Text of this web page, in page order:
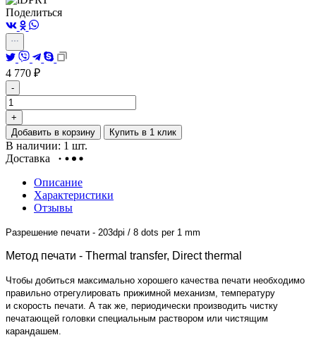
Поделиться
4 770 ₽
-
+
Добавить в корзину
Купить в 1 клик
В наличии: 1 шт.
Доставка
Описание
Характеристики
Отзывы
Разрешение печати - 203dpi / 8 dots per 1 mm
Метод печати - Thermal transfer, Direct thermal
Чтобы добиться максимально хорошего качества печати необходимо
правильно отрегулировать прижимной механизм, температуру
и скорость печати. А так же, периодически производить чистку
печатающей головки специальным раствором или чистящим
карандашем.